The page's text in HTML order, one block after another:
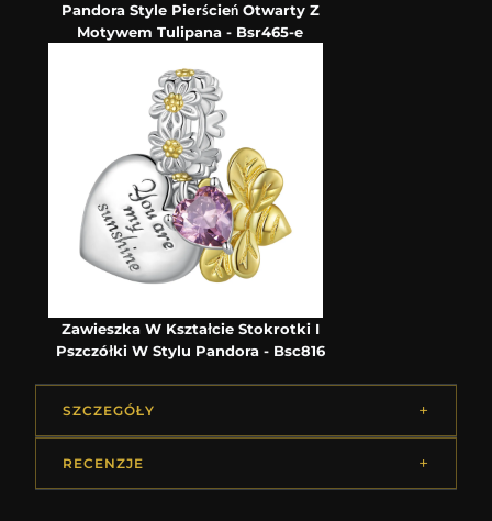
Pandora Style Pierścień Otwarty Z
Motywem Tulipana - Bsr465-e
Zawieszka W Kształcie Stokrotki I
Pszczółki W Stylu Pandora - Bsc816
SZCZEGÓŁY
RECENZJE